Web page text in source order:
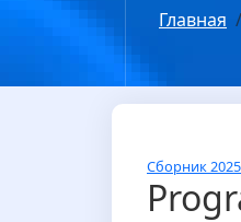
Главная
Сборник